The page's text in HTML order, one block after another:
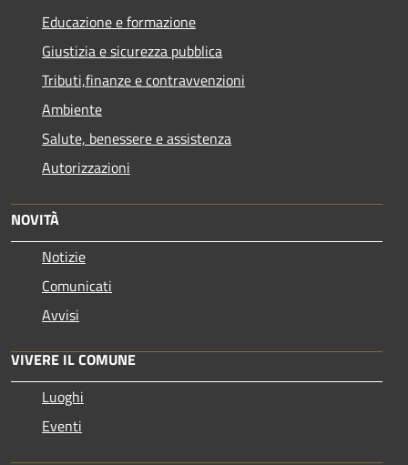
Educazione e formazione
Giustizia e sicurezza pubblica
Tributi,finanze e contravvenzioni
Ambiente
Salute, benessere e assistenza
Autorizzazioni
NOVITÀ
Notizie
Comunicati
Avvisi
VIVERE IL COMUNE
Luoghi
Eventi